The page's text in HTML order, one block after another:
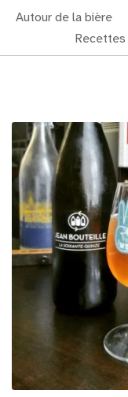
Autour de la bière
Recettes